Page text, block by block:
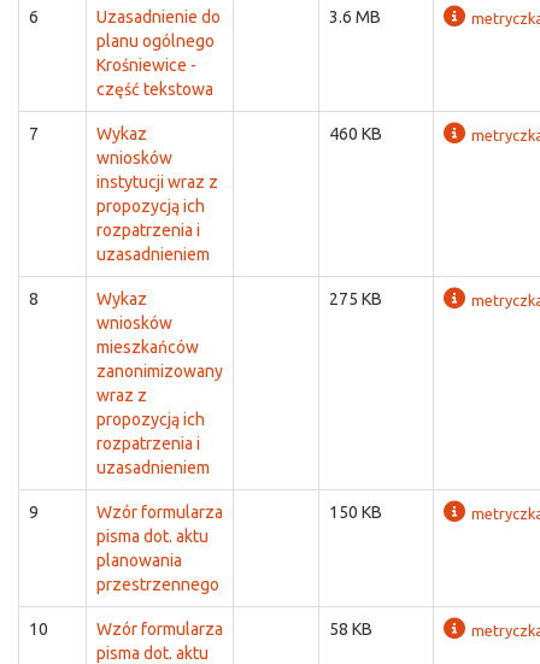
6
Uzasadnienie do
planu ogólnego
Krośniewice -
część tekstowa
3.6 MB
7
Wykaz
wniosków
instytucji wraz z
propozycją ich
rozpatrzenia i
uzasadnieniem
460 KB
8
Wykaz
wniosków
mieszkańców
zanonimizowany
wraz z
propozycją ich
rozpatrzenia i
uzasadnieniem
275 KB
9
Wzór formularza
pisma dot. aktu
planowania
przestrzennego
150 KB
10
Wzór formularza
pisma dot. aktu
58 KB